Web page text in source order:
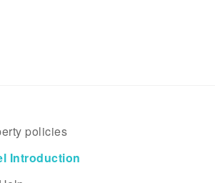
policies
Introduction